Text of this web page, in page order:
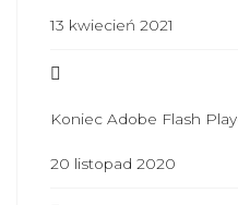
13 kwiecień 2021
Koniec Adobe Flash
20 listopad 2020